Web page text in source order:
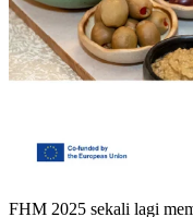
FHM 2025 sekali lagi